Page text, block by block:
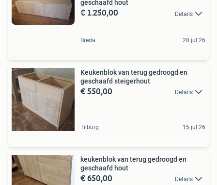
geschaafd hout
€ 1.250,00 Details
Breda 28 jul 26
Keukenblok van terug gedroogd en
geschaafd steigerhout
€ 550,00 Details
Tilburg 15 jul 26
keukenblok van terug gedroogd en
geschaafd hout
€ 650,00 Details